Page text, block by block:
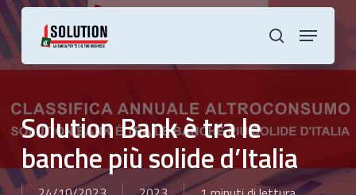
Skip
to
main
content
cerca
Menu
Solution Bank è tra le
banche più solide d’Italia